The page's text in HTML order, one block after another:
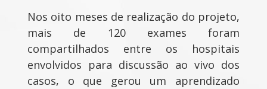
Nos oito meses de realização do projeto,
mais de 120 exames foram
compartilhados entre os hospitais
envolvidos para discussão ao vivo dos
casos, o que gerou um aprendizado